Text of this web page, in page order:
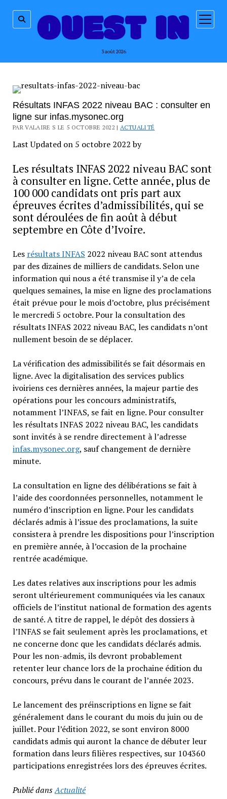
3 août 2026
ouvrir
menu
Résultats INFAS 2022 niveau BAC : consulter en
ligne sur infas.mysonec.org
PAR VALAIRE S LE 5 OCTOBRE 2022 | ACTUALITÉ
Last Updated on 5 octobre 2022 by
Les résultats INFAS 2022 niveau BAC sont
à consulter en ligne. Cette année, plus de
100 000 candidats ont pris part aux
épreuves écrites d’admissibilités, qui se
sont déroulées de fin août à début
septembre en Côte d’Ivoire.
Les résultats INFAS 2022 niveau BAC sont attendus
par des dizaines de milliers de candidats. Selon une
information qui nous a été transmise il y’a de cela
quelques semaines, la mise en ligne des proclamations
était prévue pour le mois d’octobre, plus précisément
le mercredi 5 octobre. Pour la consultation des
résultats INFAS 2022 niveau BAC, les candidats n’ont
nullement besoin de se déplacer.
La vérification des admissibilités se fait désormais en
ligne. Avec la digitalisation des services publics
ivoiriens ces dernières années, la majeur partie des
opérations pour les concours administratifs,
notamment l’INFAS, se fait en ligne. Pour consulter
les résultats INFAS 2022 niveau BAC, les candidats
sont invités à se rendre directement à l’adresse
infas.mysonec.org, sauf changement de dernière
minute.
La consultation en ligne des délibérations se fait à
l’aide des coordonnées personnelles, notamment le
numéro d’inscription en ligne. Pour les candidats
déclarés admis à l’issue des proclamations, la suite
consistera à prendre les dispositions pour l’inscription
en première année, à l’occasion de la prochaine
rentrée académique.
Les dates relatives aux inscriptions pour les admis
seront ultérieurement communiquées via les canaux
officiels de l’institut national de formation des agents
de santé. A titre de rappel, le dépôt des dossiers à
l’INFAS se fait seulement après les proclamations, et
ne concerne donc que les candidats déclarés admis.
Pour les non-admis, ils devront probablement
retenter leur chance lors de la prochaine édition du
concours, prévu dans le courant de l’année 2023.
Le lancement des préinscriptions en ligne se fait
généralement dans le courant du mois du juin ou de
juillet. Pour l’édition 2022, se sont environ 8000
candidats admis qui auront la chance de débuter leur
formation dans leurs filières respectives, sur 104360
participations enregistrées lors des épreuves écrites.
Publié dansActualité